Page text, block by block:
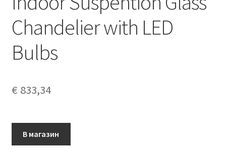
Chandelier with LED
Bulbs
€ 833,34
В магазин